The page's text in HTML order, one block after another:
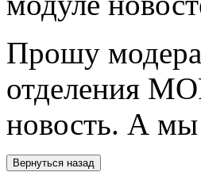
Прошу
отделения
новость. А